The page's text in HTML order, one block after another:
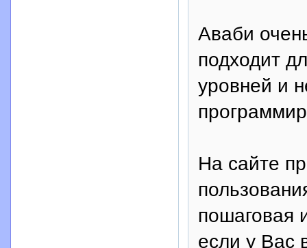
Аваби
подходит
уровней и
На сайте
пошаговая
если у Вас